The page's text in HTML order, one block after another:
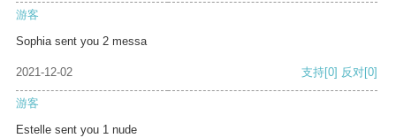
游客
Sophia sent you 2 messa
2021-12-02 支持[0] 反对[0]
游客
Estelle sent you 1 nude